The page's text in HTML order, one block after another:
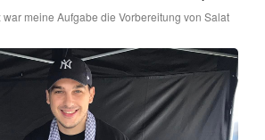
meine Aufgabe die Vorbereitung von Salat